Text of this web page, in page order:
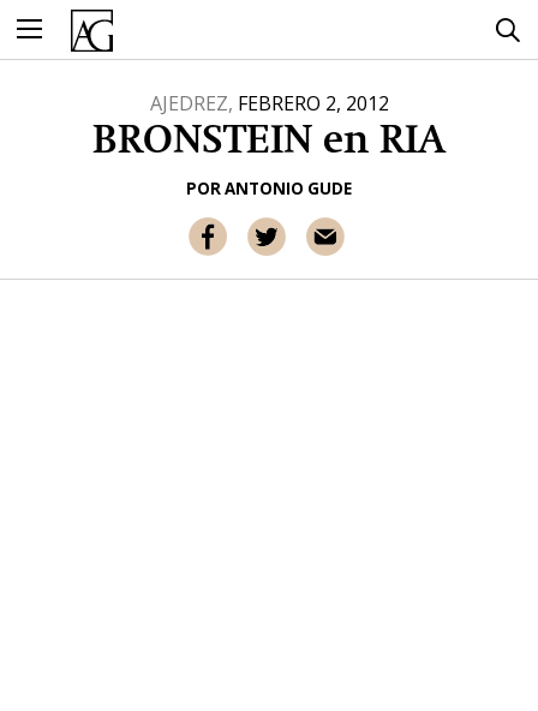
contenido
AJEDREZ, FEBRERO 2, 2012
BRONSTEIN en RIA
PORANTONIO GUDE